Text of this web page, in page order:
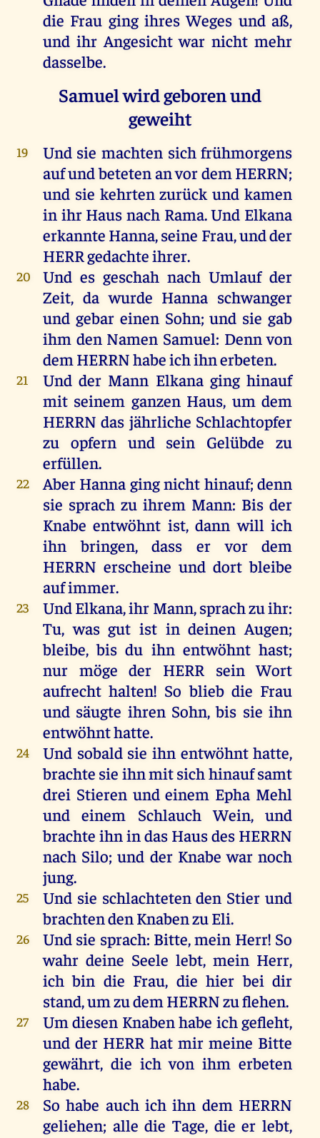
die Frau ging ihres Weges und aß,
und ihr Angesicht war nicht mehr
dasselbe.
Samuel wird geboren und
geweiht
19 Und sie machten sich frühmorgens
aufundbetetenanvordem HERRN;
und sie kehrten zurück und kamen
in ihr Haus nach Rama.Und Elkana
erkannte Hanna,seine Frau,undder
HERRgedachteihrer.
20 Und es geschah nach Umlaufder
Zeit, da wurde Hanna schwanger
und gebar einen Sohn;und sie gab
ihm den Namen Samuel: Denn von
dem HERRNhabeichihnerbeten.
21 Und der Mann Elkana ging hinauf
mit seinem ganzen Haus, um dem
HERRN das jährliche Schlachtopfer
zu opfern und sein Gelübde zu
erfüllen.
22 Aber Hanna gingnicht hinauf;denn
sie sprach zu ihrem Mann: Bis der
Knabe entwöhnt ist,dann will ich
ihn
bringen, dass er vor
dem
HERRN erscheine und dort bleibe
aufimmer.
23 UndElkana,ihr Mann,sprachzuihr:
Tu,was gut ist in deinen Augen;
bleibe,bis du ihn entwöhnt hast;
nur möge der HERR sein Wort
aufrechthalten! So blieb die Frau
und säugte ihren Sohn,bis sie ihn
entwöhnthatte.
24 Und sobald sie ihn entwöhnt hatte,
brachte sie ihnmitsichhinaufsamt
drei Stieren und einem Epha Mehl
und einem Schlauch Wein,und
brachte ihnindas Hausdes HERRN
nach Silo;und der Knabe war noch
jung.
25 Und sie schlachteten den Stier und
brachtendenKnabenzuEli.
26 Und sie sprach: Bitte,mein Herr! So
wahr deine Seele lebt,mein Herr,
ich bin die Frau, die hier bei dir
stand,umzudem HERRNzuflehen.
27 Um diesen Knabenhabe ichgefleht,
und der HERR hat mir meine Bitte
gewährt, die ich von ihm erbeten
habe.
28 So habe auch ich ihn dem HERRN
geliehen; alle die Tage, die er lebt,